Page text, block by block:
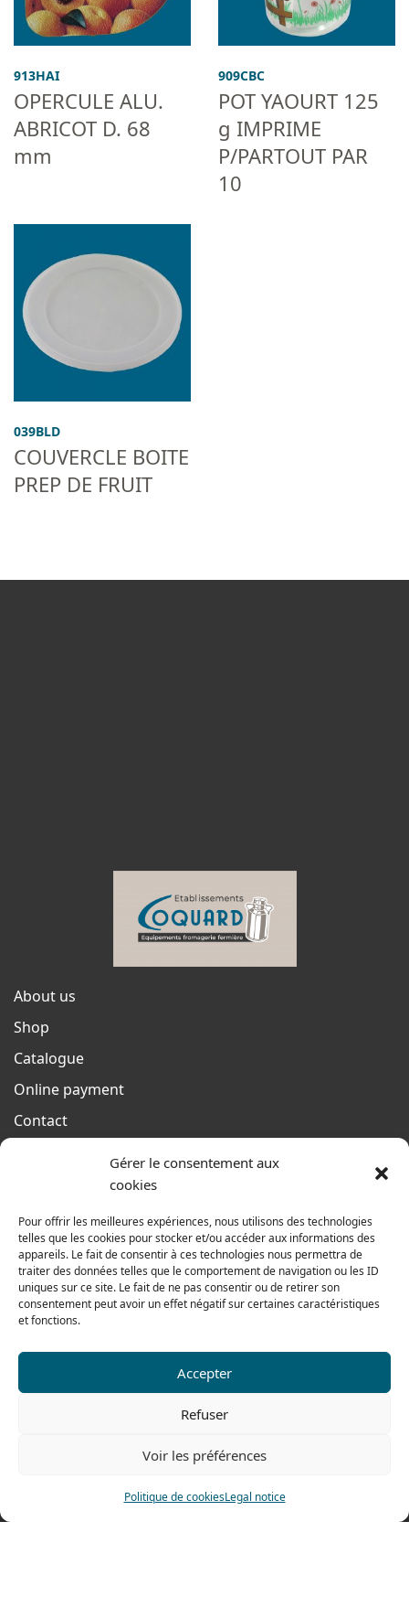
Gérer le consentement aux
cookies
Pour offrir les meilleures expériences, nous utilisons des technologies
telles que les cookies pour stocker et/ou accéder aux informations des
appareils. Le fait de consentir à ces technologies nous permettra de
traiter des données telles que le comportement de navigation ou les ID
uniques sur ce site. Le fait de ne pas consentir ou de retirer son
consentement peut avoir un effet négatif sur certaines caractéristiques
et fonctions.
Accepter
Refuser
Voir les préférences
Politique de cookiesLegal notice
913HAI
OPERCULE ALU.
ABRICOT D. 68
mm
909CBC
POT YAOURT 125
g IMPRIME
P/PARTOUT PAR
10
039BLD
COUVERCLE BOITE
PREP DE FRUIT
About us
Shop
Catalogue
Online payment
Contact
From monday to thursday
On friday
From 8h to 12h30 and from 13h30 to 16h
Fax: 0033 474 62 81 69
478 rue Alexandre Richetta